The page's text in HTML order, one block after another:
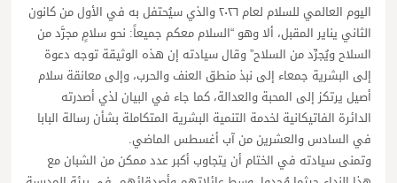
اليوم العالمي للسلام لعام ٢٠٢٦ والذي سيُحتفل به في الأول من كانون
الثاني يناير المقبل، ألا وهو “السلام معكم جميعاً: نحو سلامٍ مجرَّد من
السلاح ويُجرِّد من السلاح” وقال سيادته إن هذه الوثيقة توجه دعوة
إلى البشرية جمعاء إلى نبذ منطق العنف والحرب، وإلى معانقة سلام
أصيل يرتكز إلى المحبة والعدالة، كما جاء في البيان لذي أصدرته
الدائرة الفاتيكانية لخدمة التنمية البشرية المتكاملة بشأن رسالة البابا
في السادس والعشرين من آب أغسطس الماضي.
وتمنى سيادته في الختام أن يتجاوب أكبر عدد ممكن من الشبان مع